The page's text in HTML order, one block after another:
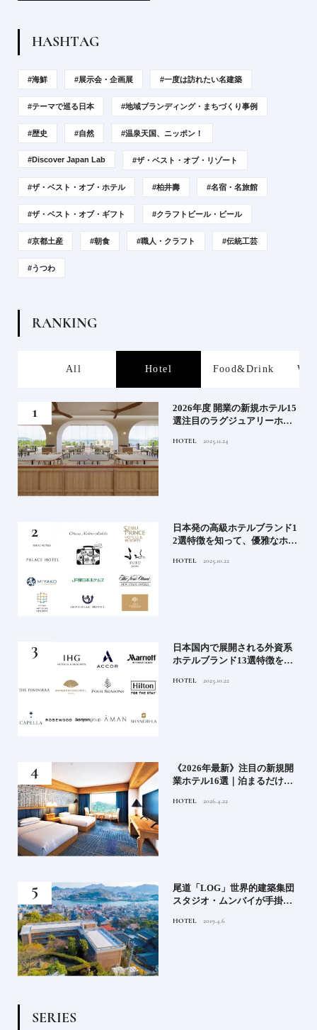
HASHTAG
#海鮮 #展示会・企画展 #一度は訪れたい名建築
#テーマで巡る日本 #地域ブランディング・まちづくり事例
#歴史 #自然 #温泉天国、ニッポン！
#Discover Japan Lab #ザ・ベスト・オブ・リゾート
#ザ・ベスト・オブ・ホテル #柏井壽 #名宿・名旅館
#ザ・ベスト・オブ・ギフト #クラフトビール・ビール
#京都土産 #朝食 #職人・クラフト #伝統工芸
#うつわ
RANKING
Hotel Food&Drink Work&Local
ジャパニーズウイスキー蒸留
所17選｜旅の目的地にしたい
TRAVEL 2026.3.22
ジャパニーズウイスキー蒸留
所17選｜旅の目的地にしたい
TRAVEL 2026.3.22
食のプロが愛する豊洲市場の
朝ごはん【前編】
FOOD 2023.6.24
銀座《空也／くうや》 あの著
名人も愛した老舗和菓子屋の
FOOD 2023.7.17
北海道のボタニカル香るクラ
フトジン積丹スピリット《火
FOOD 2022.1.8
SERIES